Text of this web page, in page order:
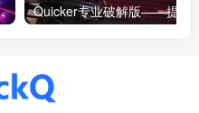
专属福利！